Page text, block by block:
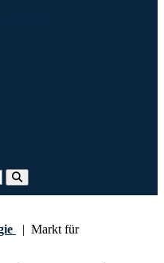
| Markt für